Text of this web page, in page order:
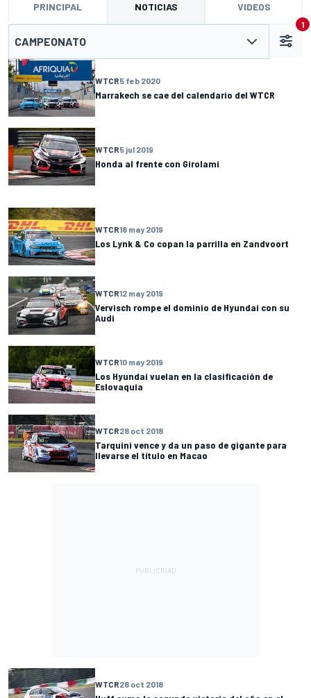
PRINCIPAL NOTICIAS VIDEOS
CAMPEONATO
1
WTCR5 feb 2020
Marrakech se cae del calendario del WTCR
WTCR5 jul 2019
Honda al frente con Girolami
WTCR18 may 2019
Los Lynk & Co copan la parrilla en Zandvoort
WTCR12 may 2019
Vervisch rompe el dominio de Hyundai con su
Audi
WTCR10 may 2019
Los Hyundai vuelan en la clasificación de
Eslovaquia
WTCR28 oct 2018
Tarquini vence y da un paso de gigante para
llevarse el título en Macao
WTCR28 oct 2018